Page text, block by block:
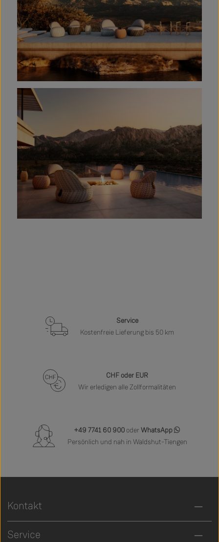
Service
Kostenfreie Lieferung bis 50 km
CHF oder EUR
Wir erledigen alle Zollformalitäten
+49 7741 60 900 oder WhatsApp
Persönlich und nah in Waldshut-Tiengen
Kontakt
Service